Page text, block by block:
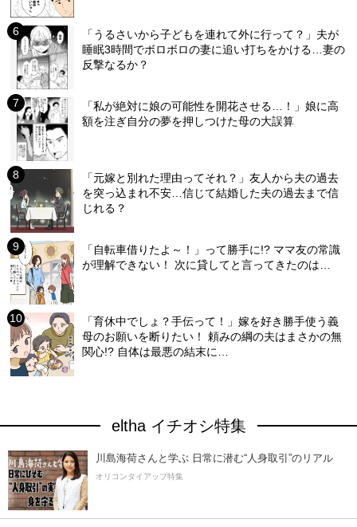
「うるさいから子どもを連れて外に行って？」夫が
睡眠3時間でボロボロの妻に追い打ちをかける…妻の
反撃なるか？
「私が絶対に娘の可能性を開花させる…！」娘に高
額を注ぎ自分の夢を押しつけた母の大誤算
「元嫁と別れた理由ってそれ？」友人から夫の過去
を突っ込まれ不安…信じて結婚した夫の過去まで信
じれる？
「自転車借りたよ～！」って勝手に!? ママ友の常識
が理解できない！ 次に貸してと言ってきたのは…
「育休中でしょ？手伝って！」嫁を好き勝手使う義
母のお願いを断りたい！ 頼みの綱の夫はまさかの無
関心!? 自体は最悪の結末に…
eltha イチオシ特集
川島海荷さんと学ぶ 日常に潜む“人身取引”のリアル
オリコンタイアップ特集